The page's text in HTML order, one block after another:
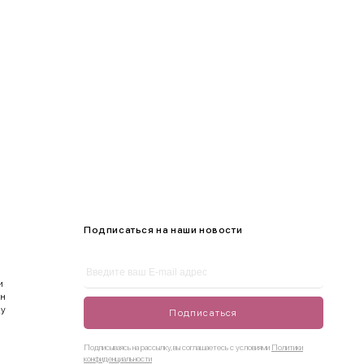
Подписаться на наши новости
Подписаться
Подписываясь на рассылку, вы соглашаетесь с условиями Политики
конфиденциальности